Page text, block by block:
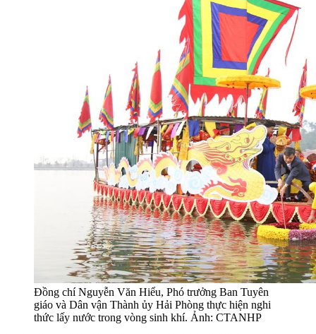
Đồng chí Nguyễn Văn Hiểu, Phó trưởng Ban Tuyên
giáo và Dân vận Thành ủy Hải Phòng thực hiện nghi
thức lấy nước trong vòng sinh khí. Ảnh: CTANHP